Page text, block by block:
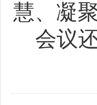
慧、凝
会议